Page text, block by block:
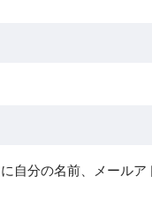
自分の名前、メールア